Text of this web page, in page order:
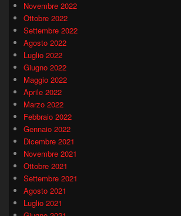
Novembre 2022
Ottobre 2022
Settembre 2022
Agosto 2022
Luglio 2022
Giugno 2022
Maggio 2022
Aprile 2022
Marzo 2022
Febbraio 2022
Gennaio 2022
Dicembre 2021
Novembre 2021
Ottobre 2021
Settembre 2021
Agosto 2021
Luglio 2021